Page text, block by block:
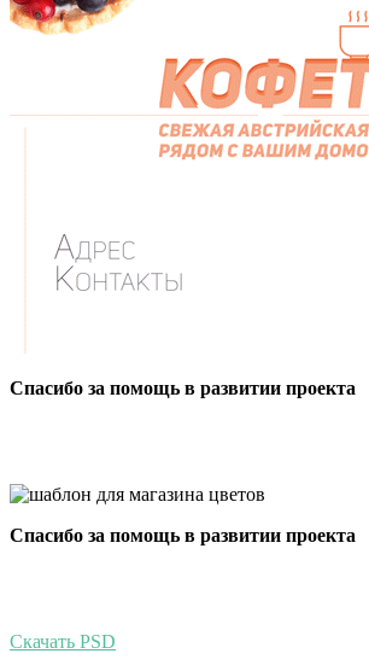
Спасибо за помощь в развитии проекта
Спасибо за помощь в развитии проекта
Скачать PSD